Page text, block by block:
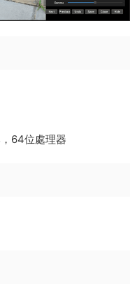
64位處理器